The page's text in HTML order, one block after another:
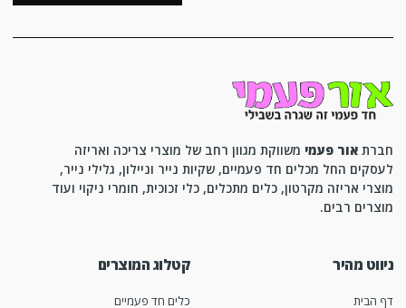
חברת אור פעמי משווקת מגוון רחב של מוצרי צריכה ואריזה
לעסקים החל מכלים חד פעמיים, שקיות נייר וניילון, גלילי נייר,
מוצרי אריזה מקרטון, כלים מתכלים, כלי זכוכית, חומרי ניקוי ועוד
מוצרים רבים.
ניווט מהיר
דף הבית
קטלוג המוצרים
כלים חד פעמיים